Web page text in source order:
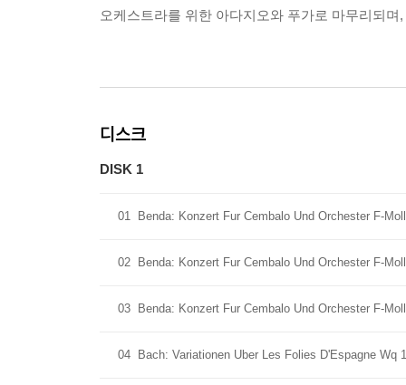
오케스트라를 위한 아다지오와 푸가로 마무리되
디스크
DISK 1
01 Benda: Konzert Fur Cembalo Und Orchester F-
02 Benda: Konzert Fur Cembalo Und Orchester F-
03 Benda: Konzert Fur Cembalo Und Orchester F-
04 Bach: Variationen Uber Les Folies D'Espagne Wq